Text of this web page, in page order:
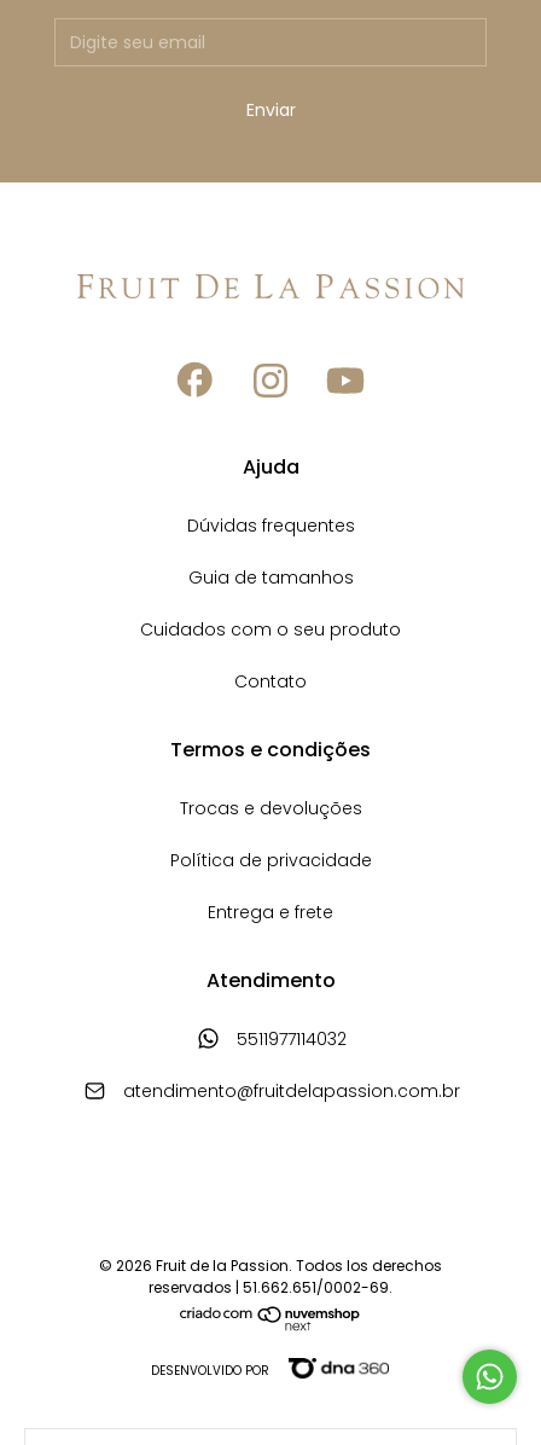
Ajuda
Dúvidas frequentes
Guia de tamanhos
Cuidados com o seu produto
Contato
Termos e condições
Trocas e devoluções
Política de privacidade
Entrega e frete
Atendimento
5511977114032
atendimento@fruitdelapassion.com.br
© 2026 Fruit de la Passion. Todos los derechos
reservados | 51.662.651/0002-69.
DESENVOLVIDO POR